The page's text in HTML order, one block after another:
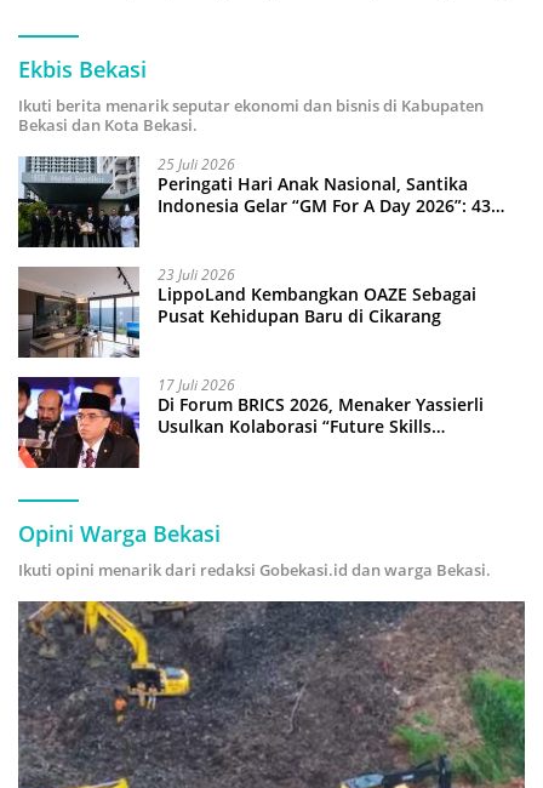
Ekbis Bekasi
Ikuti berita menarik seputar ekonomi dan bisnis di Kabupaten
Bekasi dan Kota Bekasi.
25 Juli 2026
Peringati Hari Anak Nasional, Santika
Indonesia Gelar “GM For A Day 2026”: 43
23 Juli 2026
LippoLand Kembangkan OAZE Sebagai
Pusat Kehidupan Baru di Cikarang
17 Juli 2026
Di Forum BRICS 2026, Menaker Yassierli
Usulkan Kolaborasi “Future Skills
Opini Warga Bekasi
Ikuti opini menarik dari redaksi Gobekasi.id dan warga Bekasi.